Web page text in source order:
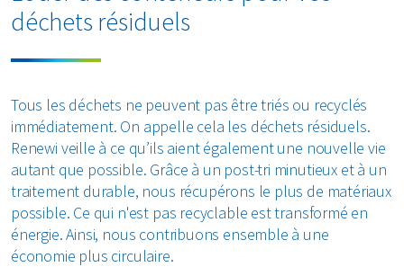
déchets résiduels
Tous les déchets ne peuvent pas être triés ou recyclés
immédiatement. On appelle cela les déchets résiduels.
Renewi veille à ce qu’ils aient également une nouvelle vie
autant que possible. Grâce à un post-tri minutieux et à un
traitement durable, nous récupérons le plus de matériaux
possible. Ce qui n'est pas recyclable est transformé en
énergie. Ainsi, nous contribuons ensemble à une
économie plus circulaire.